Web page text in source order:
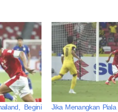
Begini
Jika Menangkan